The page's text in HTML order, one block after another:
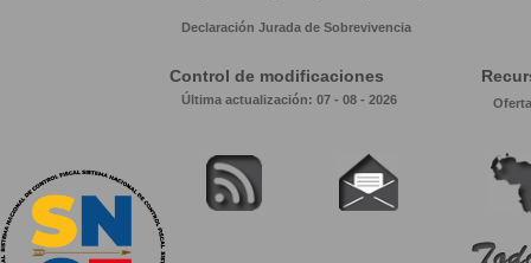
Declaración Jurada de Sobrevivencia
Control de modificaciones
Última actualización: 07 - 08 - 2026